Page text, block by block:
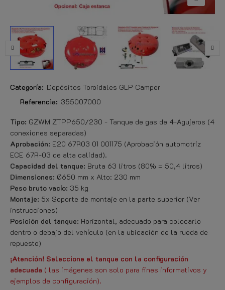
Categoría: Depósitos Toroidales GLP Camper
Referencia: 355007000
Tipo: GZWM ZTPP650/230 - Tanque de gas de 4-Agujeros (4
conexiones separadas)
Aprobación: E20 67R03 01 001175 (Aprobación automotriz
ECE 67R-03 de alta calidad).
Capacidad del tanque: Bruta 63 litros (80% = 50,4 litros)
Dimensiones: Ø650 mm x Alto: 230 mm
Peso bruto vacío: 35 kg
Montaje: 5x Soporte de montaje en la parte superior (Ver
instrucciones)
Posición del tanque: Horizontal, adecuado para colocarlo
dentro o debajo del vehículo (en la ubicación de la rueda de
repuesto)
¡Atención! Seleccione el tanque con la configuración
adecuada ( las imágenes son solo para fines informativos y
ejemplos de configuración).